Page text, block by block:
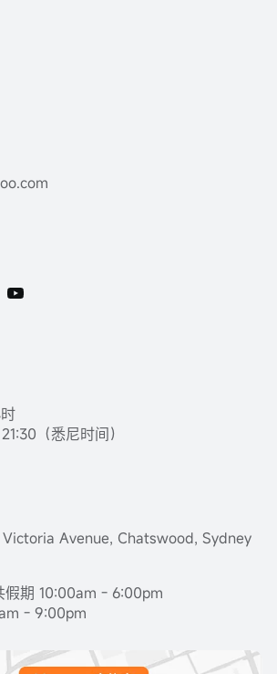
（悉尼时间）
Avenue, Chatswood, Sydney
期 10:00am - 6:00pm
- 9:00pm